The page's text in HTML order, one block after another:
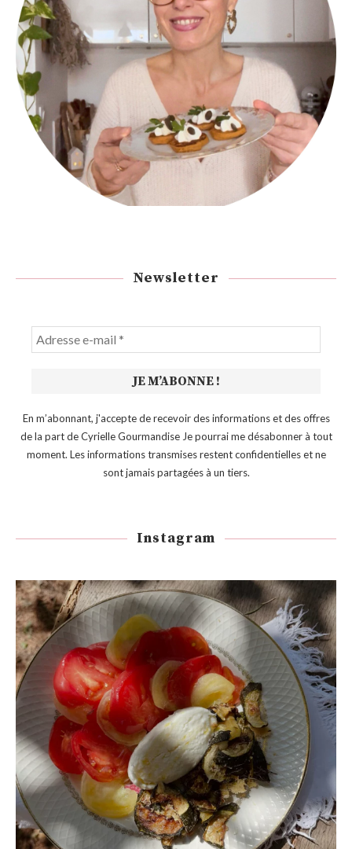
Newsletter
En m’abonnant, j'accepte de recevoir des informations et des offres
de la part de Cyrielle Gourmandise Je pourrai me désabonner à tout
moment. Les informations transmises restent confidentielles et ne
sont jamais partagées à un tiers.
Instagram